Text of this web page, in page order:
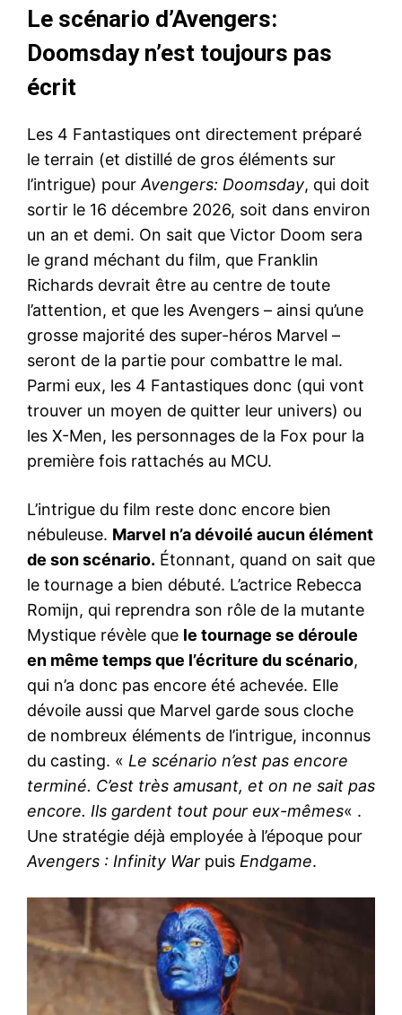
Le scénario d’Avengers:
Doomsday n’est toujours pas
écrit
Les 4 Fantastiques ont directement préparé
le terrain (et distillé de gros éléments sur
l’intrigue) pour Avengers: Doomsday, qui doit
sortir le 16 décembre 2026, soit dans environ
un an et demi. On sait que Victor Doom sera
le grand méchant du film, que Franklin
Richards devrait être au centre de toute
l’attention, et que les Avengers – ainsi qu’une
grosse majorité des super-héros Marvel –
seront de la partie pour combattre le mal.
Parmi eux, les 4 Fantastiques donc (qui vont
trouver un moyen de quitter leur univers) ou
les X-Men, les personnages de la Fox pour la
première fois rattachés au MCU.
L’intrigue du film reste donc encore bien
nébuleuse. Marvel n’a dévoilé aucun élément
de son scénario. Étonnant, quand on sait que
le tournage a bien débuté. L’actrice Rebecca
Romijn, qui reprendra son rôle de la mutante
Mystique révèle que le tournage se déroule
en même temps que l’écriture du scénario,
qui n’a donc pas encore été achevée. Elle
dévoile aussi que Marvel garde sous cloche
de nombreux éléments de l’intrigue, inconnus
du casting. « Le scénario n’est pas encore
terminé. C’est très amusant, et on ne sait pas
encore. Ils gardent tout pour eux-mêmes« .
Une stratégie déjà employée à l’époque pour
Avengers : Infinity War puis Endgame.